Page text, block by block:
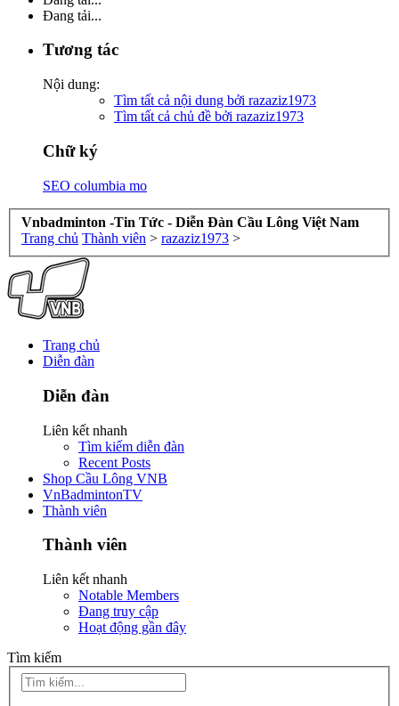
Đang tải...
Tương tác
Nội dung:
Tìm tất cả nội dung bởi razaziz1973
Tìm tất cả chủ đề bởi razaziz1973
Chữ ký
SEO columbia mo
Vnbadminton -Tin Tức - Diễn Đàn Cầu Lông Việt Nam
Trang chủ Thành viên > razaziz1973 >
Trang chủ
Diễn đàn
Diễn đàn
Liên kết nhanh
Tìm kiếm diễn đàn
Recent Posts
Shop Cầu Lông VNB
VnBadmintonTV
Thành viên
Thành viên
Liên kết nhanh
Notable Members
Đang truy cập
Hoạt động gần đây
Tìm kiếm